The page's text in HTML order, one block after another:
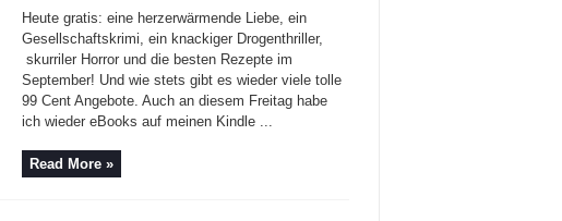
Heute gratis: eine herzerwärmende Liebe, ein
Gesellschaftskrimi, ein knackiger Drogenthriller,
skurriler Horror und die besten Rezepte im
September! Und wie stets gibt es wieder viele tolle
99 Cent Angebote. Auch an diesem Freitag habe
ich wieder eBooks auf meinen Kindle ...
Read More »